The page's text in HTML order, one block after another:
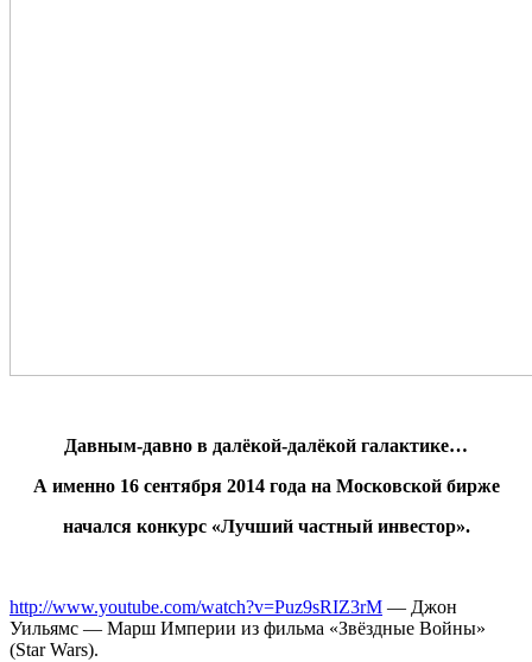
Давным-давно в далёкой-далёкой галактике…
А именно 16 сентября 2014 года на Московской бирже
начался конкурс «Лучший частный инвестор».
http://www.youtube.com/watch?v=Puz9sRIZ3rM — Джон
Уильямс — Марш Империи из фильма «Звёздные Войны»
(Star Wars).